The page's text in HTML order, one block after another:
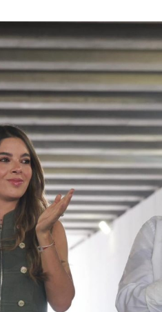
de encontrar líneas
de los
en contra deAguirre
de la entidad desde
al cargo en 2014, derivado de
por ladesaparición
de los
las primeras carpetas de
negó reiteradamente
hoy motiva su detención.